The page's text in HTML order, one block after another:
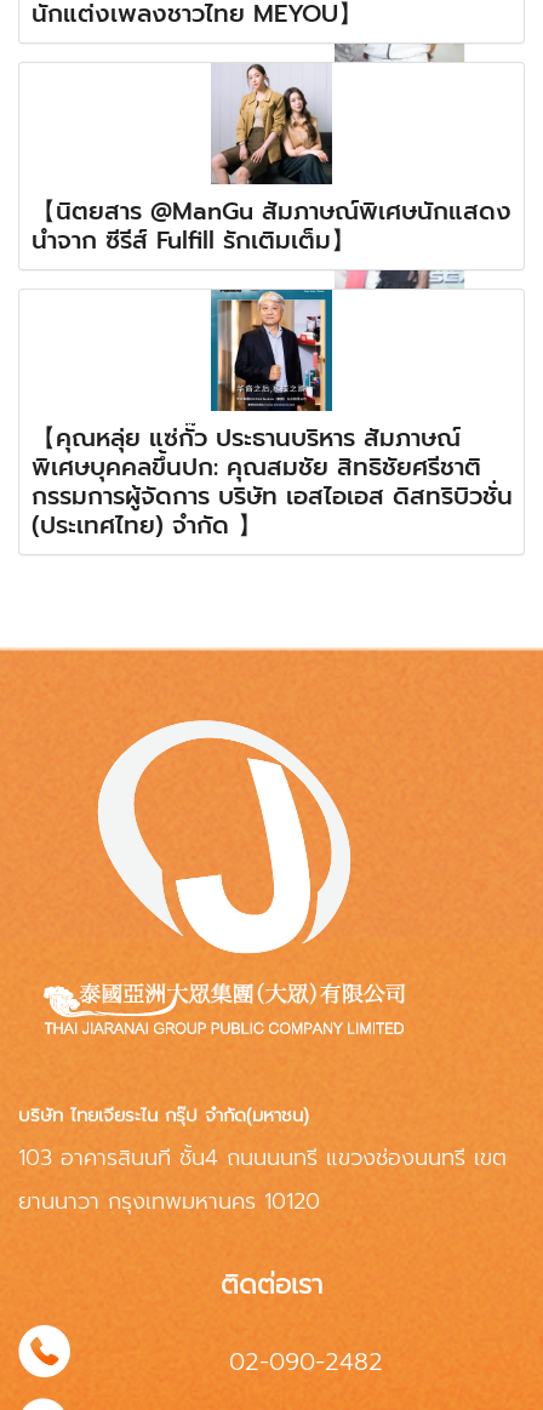
นักแต่งเพลงชาวไทย MEYOU】
【นิตยสาร @ManGu สัมภาษณ์พิเศษนักแสดง
นำจาก ซีรีส์ Fulfill รักเติมเต็ม】
【คุณหลุ่ย แซ่กั๊ว ประธานบริหาร สัมภาษณ์
พิเศษบุคคลขึ้นปก: คุณสมชัย สิทธิชัยศรีชาติ
กรรมการผู้จัดการ บริษัท เอสไอเอส ดิสทริบิวชั่น
(ประเทศไทย) จำกัด 】
บริษัท ไทยเจียระไน กรุ๊ป จำกัด(มหาชน)
103 อาคารสินนที ชั้น4 ถนนนนทรี แขวงช่องนนทรี เขต
ยานนาวา กรุงเทพมหานคร 10120
ติดต่อเรา
02-090-2482